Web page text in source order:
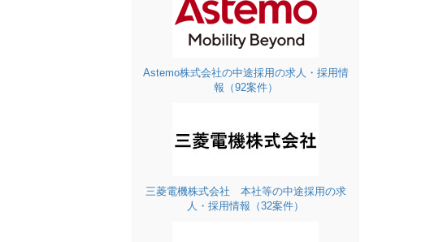
Astemo株式会社の中途採用の求人・採用情
報（92案件）
三菱電機株式会社 本社等の中途採用の求
人・採用情報（32案件）